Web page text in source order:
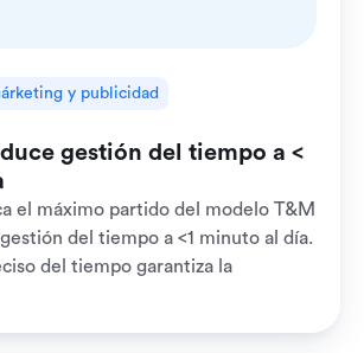
y publicidad
gestión del tiempo a <
el máximo partido del modelo T&M
del tiempo a <1 minuto al día.
del tiempo garantiza la